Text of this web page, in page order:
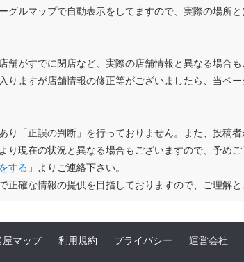
グルマップで自動表示をしてますので、実際の場所と
舗がすでに閉店など、実際の店舗情報と異なる場合
りますが店舗情報の修正等がございましたら、当ペー
り「正誤の判断」を行っておりません。また、投稿
り現在の状況と異なる場合もございますので、予め
する 」よりご連絡下さい。
正確な情報の提供を目指しておりますので、ご理解
屋マップ 利用規約 プライバシー 運営会社